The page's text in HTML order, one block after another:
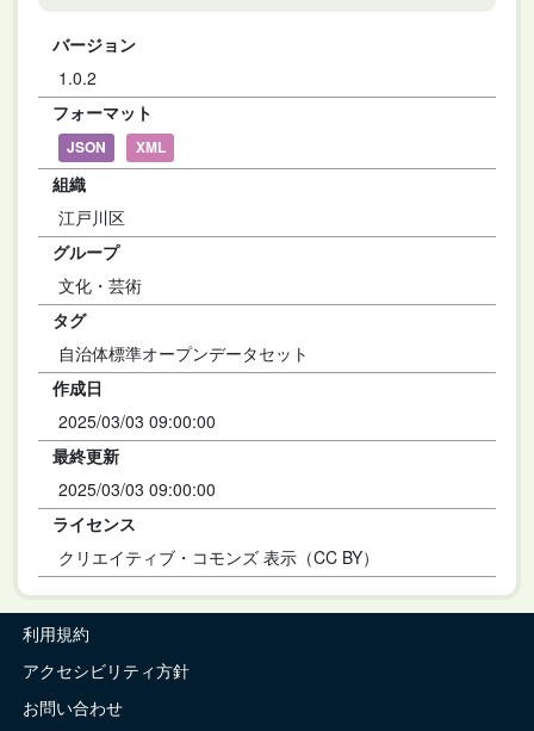
バージョン
1.0.2
フォーマット
JSON XML
組織
江戸川区
グループ
文化・芸術
タグ
自治体標準オープンデータセット
作成日
2025/03/03 09:00:00
最終更新
2025/03/03 09:00:00
ライセンス
クリエイティブ・コモンズ 表示（CC BY）
利用規約
アクセシビリティ方針
お問い合わせ